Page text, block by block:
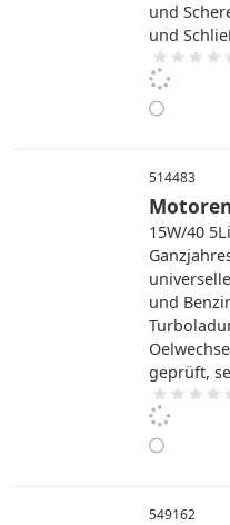
und
und
514483
15W/40
und
geprüft,
549162